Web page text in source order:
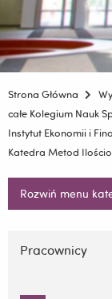
Strona Główna
całe Kolegium Nauk
Instytut Ekonomii i
Katedra Metod
Rozwiń menu
nawigację
Pracownicy